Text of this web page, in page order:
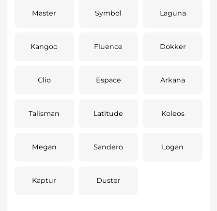
Master Symbol Laguna
Kangoo Fluence Dokker
Clio Espace Arkana
Talisman Latitude Koleos
Megan Sandero Logan
Kaptur Duster